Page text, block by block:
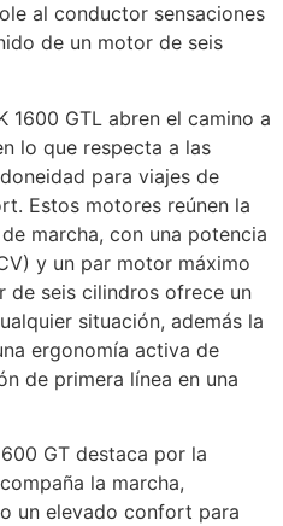
al conductor sensaciones
de un motor de seis
1600 GTL abren el camino a
lo que respecta a las
para viajes de
Estos motores reúnen la
marcha, con una potencia
y un par motor máximo
de seis cilindros ofrece un
situación, además la
ergonomía activa de
de primera línea en una
GT destaca por la
la marcha,
un elevado confort para